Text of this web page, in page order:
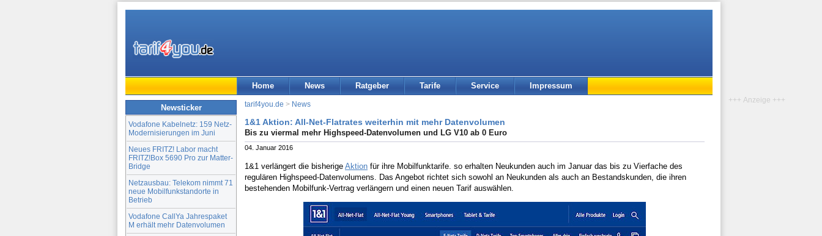
Home News Ratgeber Tarife Service Impressum
Newsticker
Vodafone Kabelnetz: 159 Netz-
Modernisierungen im Juni
Neues FRITZ! Labor macht
FRITZ!Box 5690 Pro zur Matter-
Bridge
Netzausbau: Telekom nimmt 71
neue Mobilfunkstandorte in
Betrieb
Vodafone CallYa Jahrespaket
M erhält mehr Datenvolumen
tarif4you.de > News
1&1 Aktion: All-Net-Flatrates weiterhin mit mehr Datenvolumen
Bis zu viermal mehr Highspeed-Datenvolumen und LG V10 ab 0 Euro
04. Januar 2016
1&1 verlängert die bisherige Aktion für ihre Mobilfunktarife. so erhalten Neukunden auch im Januar das bis zu Vierfache des
regulären Highspeed-Datenvolumens. Das Angebot richtet sich sowohl an Neukunden als auch an Bestandskunden, die ihren
bestehenden Mobilfunk-Vertrag verlängern und einen neuen Tarif auswählen.
+++ Anzeige +++